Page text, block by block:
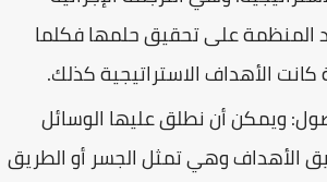
المنظمة على تحقيق حلمها فكلما
الأهداف الاستراتيجية كذلك.
ويمكن أن نطلق عليها الوسائل
الأهداف وهي تمثل الجسر أو الطريق